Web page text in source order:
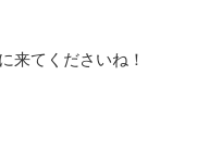
来てくださいね！